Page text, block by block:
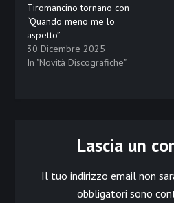
Tiromancino tornano con
“Quando meno me lo
aspetto”
30 Dicembre 2025
In "Novità Discografiche"
Lascia un
Il tuo indirizzo email non
obbligatori sono